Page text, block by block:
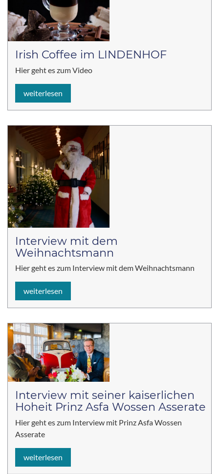
Irish Coffee im LINDENHOF
Hier geht es zum Video
weiterlesen
Interview mit dem
Weihnachtsmann
Hier geht es zum Interview mit dem Weihnachtsmann
weiterlesen
Interview mit seiner kaiserlichen
Hoheit Prinz Asfa Wossen Asserate
Hier geht es zum Interview mit Prinz Asfa Wossen
Asserate
weiterlesen